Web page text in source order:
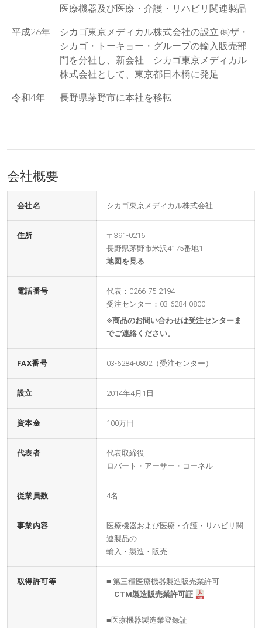
医療機器及び医療・介護・リハビリ関連製品
平成26年
シカゴ東京メディカル株式会社の設立 ㈱ザ・
シカゴ・トーキョー・グループの輸入販売部
門を分社し、新会社 シカゴ東京メディカル
株式会社として、東京都日本橋に発足
令和4年 長野県茅野市に本社を移転
会社概要
会社名 シカゴ東京メディカル株式会社
住所
〒391-0216
長野県茅野市米沢4175番地1
地図を見る
電話番号
代表：0266-75-2194
受注センター：03-6284-0800
※商品のお問い合わせは受注センターま
でご連絡ください。
FAX番号 03-6284-0802（受注センター）
設立 2014年4月1日
資本金 100万円
代表者
代表取締役
ロバート・アーサー・コーネル
従業員数 4名
事業内容
医療機器および医療・介護・リハビリ関
連製品の
輸入・製造・販売
取得許可等
■ 第三種医療機器製造販売業許可
CTM製造販売業許可証
■医療機器製造業登録証